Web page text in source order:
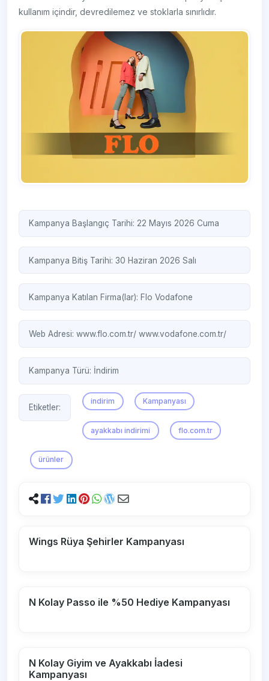
kullanım içindir, devredilemez ve stoklarla sınırlıdır.
Kampanya Başlangıç Tarihi: 22 Mayıs 2026 Cuma
Kampanya Bitiş Tarihi: 30 Haziran 2026 Salı
Kampanya Katılan Firma(lar): FloVodafone
Web Adresi:www.flo.com.tr/www.vodafone.com.tr/ ‎
Kampanya Türü: İndirim
Etiketler:
indirim Kampanyası
ayakkabı indirimi flo.com.tr
ürünler
Wings Rüya Şehirler Kampanyası
N Kolay Passo ile %50 Hediye Kampanyası
N Kolay Giyim ve Ayakkabı İadesi
Kampanyası